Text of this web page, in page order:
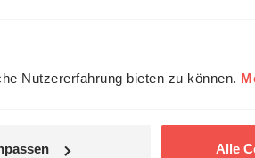
Nutzererfahrung bieten zu können.
Alle